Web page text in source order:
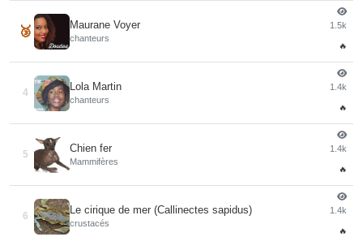
🥉 Maurane Voyer
chanteurs
1.5k
🔥
4
Lola Martin
chanteurs
1.4k
🔥
5
Chien fer
Mammifères
1.4k
🔥
6
Le cirique de mer (Callinectes sapidus)
crustacés
1.4k
🔥